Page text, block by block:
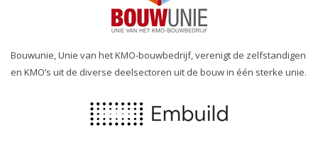
Bouwunie, Unie van het KMO-bouwbedrijf, verenigt de zelfstandigen
en KMO’s uit de diverse deelsectoren uit de bouw in één sterke unie.